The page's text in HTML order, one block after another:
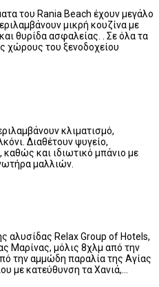
του Rania Beach έχουν μεγάλο
μικρή κουζίνα με
θυρίδα ασφαλείας. . Σε όλα τα
χώρους του ξενοδοχείου
κλιματισμό,
Διαθέτουν ψυγείο,
και ιδιωτικό μπάνιο με
μαλλιών.
αλυσίδας Relax Group of Hotels,
Μαρίνας, μόλις 8χλμ από την
την αμμώδη παραλία της Αγίας
με κατεύθυνση τα Χανιά,…